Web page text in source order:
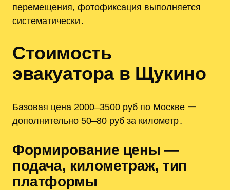
перемещения, фотофиксация выполняется
систематически․
Стоимость
эвакуатора в Щукино
Базовая цена 2000–3500 руб по Москве ー
дополнительно 50–80 руб за километр․
Формирование цены —
подача, километраж, тип
платформы